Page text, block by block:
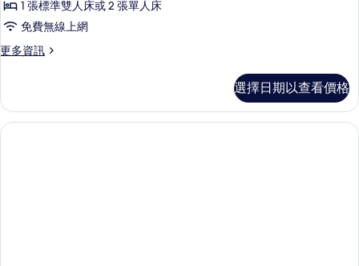
Room
的
所
片
1 張標準雙人床或 2 張單人床
免費無線上網
更多資訊
更
Room
的
詳
選擇日期以查看價格